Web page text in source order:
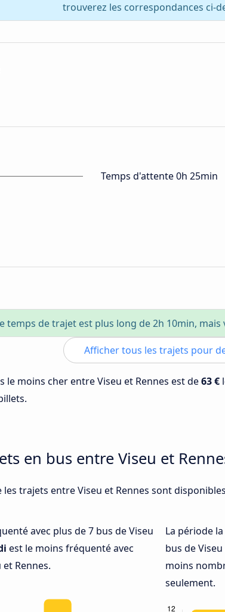
trouverez les correspondances ci-
Temps d'attente 0h 25min
temps de trajet est plus long de 2h 10min, mais
Afficher tous les trajets pour
le moins cher entre Viseu et Rennes est de63 €
en bus entre Viseu et
les trajets entre Viseu et Rennes sont
avec plus de 7 bus de Viseu
est le moins fréquenté avec
Rennes.
La période
bus de
moins
seulement.